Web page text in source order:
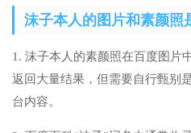
沫子本人的图片和素颜照
1. 沫子本人的素颜照在百度图片
返回大量结果，但需要自行甄别
台内容。